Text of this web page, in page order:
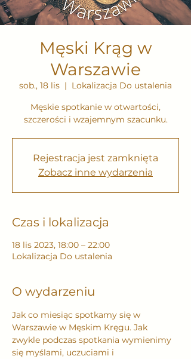
Męski Krąg w
Warszawie
sob., 18 lis
  |
Lokalizacja Do ustalenia
Męskie spotkanie w otwartości,
szczerości i wzajemnym szacunku.
Rejestracja jest zamknięta
Zobacz inne wydarzenia
Czas i lokalizacja
18 lis 2023, 18:00 – 22:00
Lokalizacja Do ustalenia
O wydarzeniu
Jak co miesiąc spotkamy się w
Warszawie w Męskim Kręgu. Jak
zwykle podczas spotkania wymienimy
się myślami, uczuciami i